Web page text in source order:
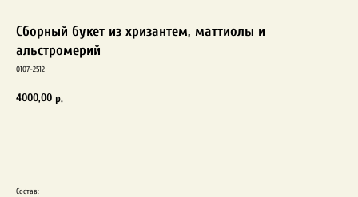
Сборный букет из хризантем, маттиолы и
альстромерий
0107-2512
4000,00 р.
Состав: